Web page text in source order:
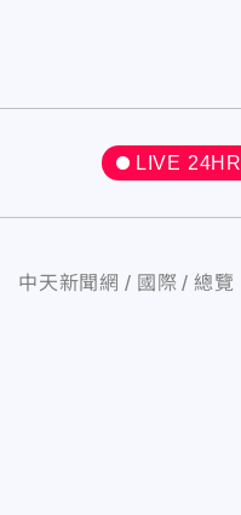
LIVE 24HR
中天新聞網 國際 總覽